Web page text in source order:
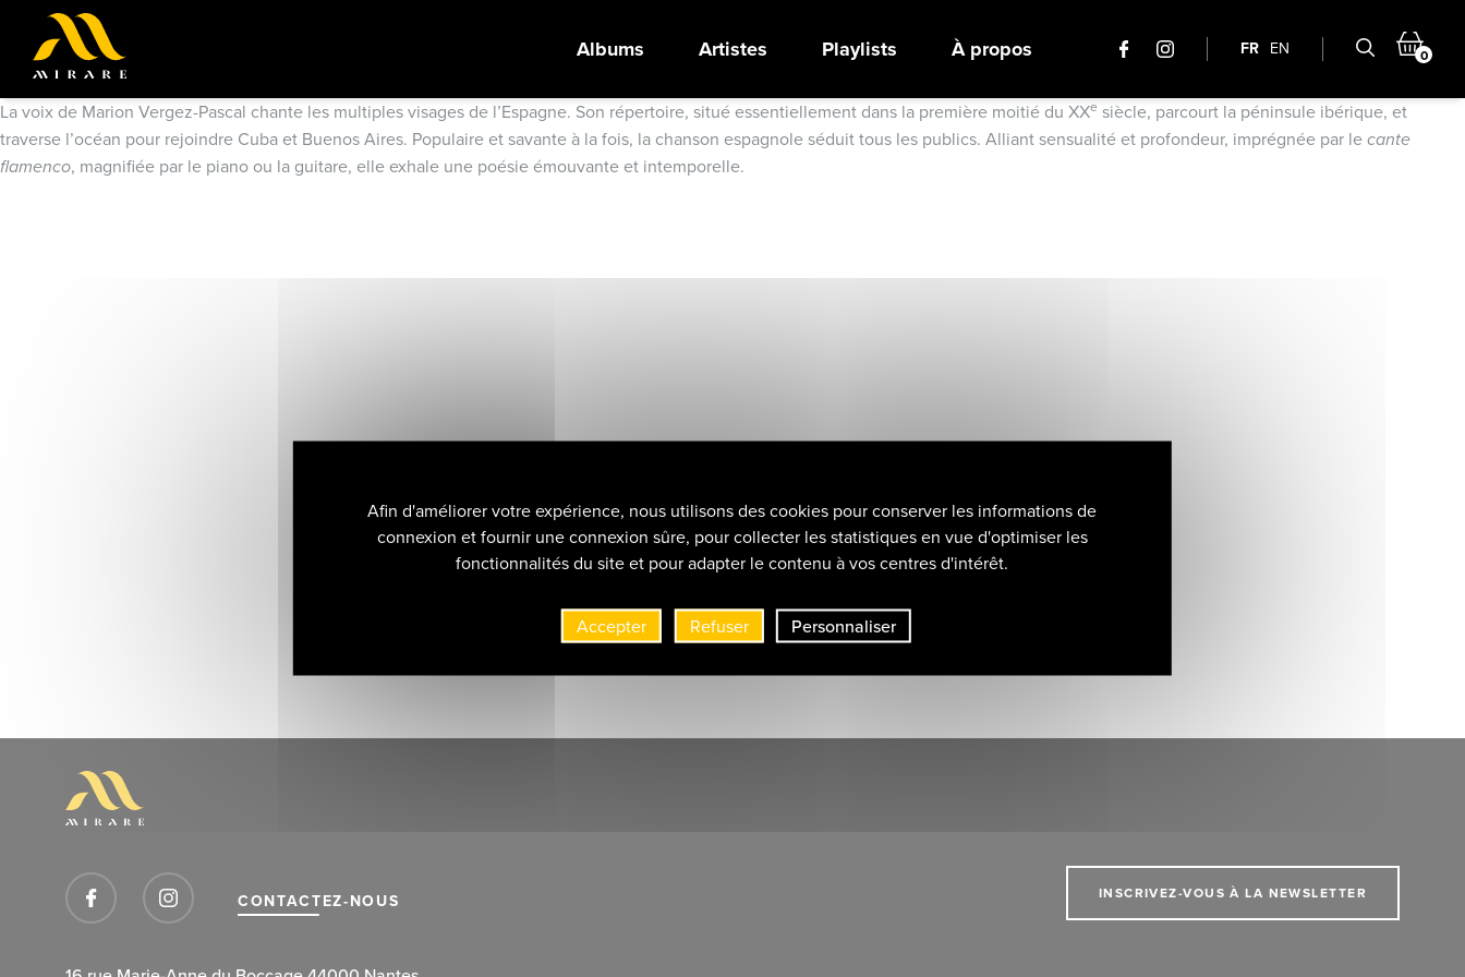
Albums Artistes Playlists À propos FR EN 0
La voix de Marion Vergez-Pascal chante les multiples visages de l’Espagne. Son répertoire, situé essentiellement dans la première moitié du XXe siècle, parcourt la péninsule ibérique, et
traverse l’océan pour rejoindre Cuba et Buenos Aires. Populaire et savante à la fois, la chanson espagnole séduit tous les publics. Alliant sensualité et profondeur, imprégnée par lecante
flamenco, magnifiée par le piano ou la guitare, elle exhale une poésie émouvante et intemporelle.
CONTACTEZ-NOUS INSCRIVEZ-VOUS À LA NEWSLETTER
Afin d'améliorer votre expérience, nous utilisons des cookies pour conserver les informations de
connexion et fournir une connexion sûre, pour collecter les statistiques en vue d'optimiser les
fonctionnalités du site et pour adapter le contenu à vos centres d'intérêt.
Accepter Refuser Personnaliser